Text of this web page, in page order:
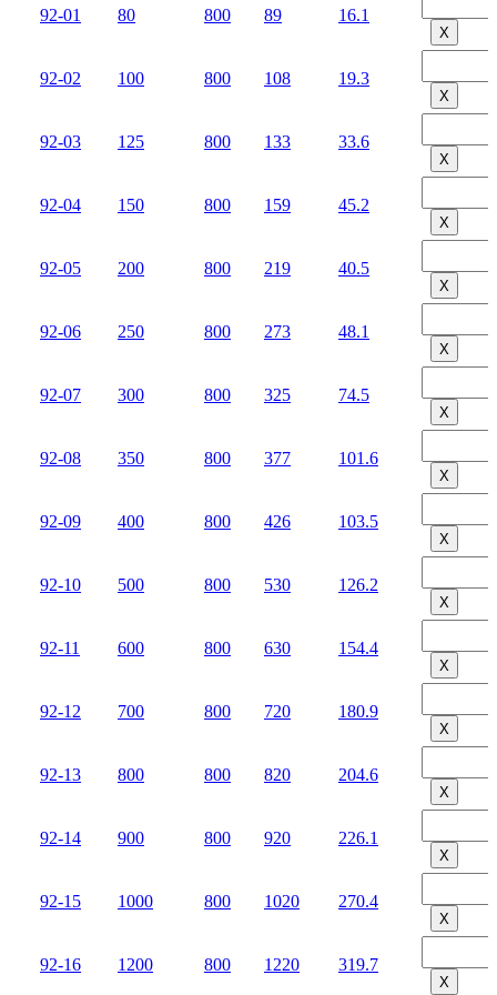
92-01 80 800 89 16.1
Х
92-02 100 800 108 19.3
Х
92-03 125 800 133 33.6
Х
92-04 150 800 159 45.2
Х
92-05 200 800 219 40.5
Х
92-06 250 800 273 48.1
Х
92-07 300 800 325 74.5
Х
92-08 350 800 377 101.6
Х
92-09 400 800 426 103.5
Х
92-10 500 800 530 126.2
Х
92-11 600 800 630 154.4
Х
92-12 700 800 720 180.9
Х
92-13 800 800 820 204.6
Х
92-14 900 800 920 226.1
Х
92-15 1000 800 1020 270.4
Х
92-16 1200 800 1220 319.7
Х